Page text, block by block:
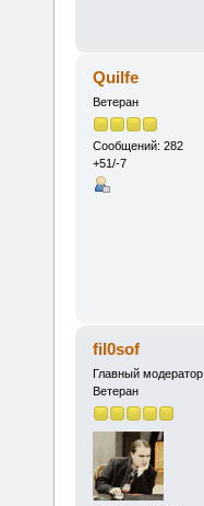
Quilfe
Ветеран
Сообщений: 282
+51/-7
fil0sof
Главный модератор
Ветеран